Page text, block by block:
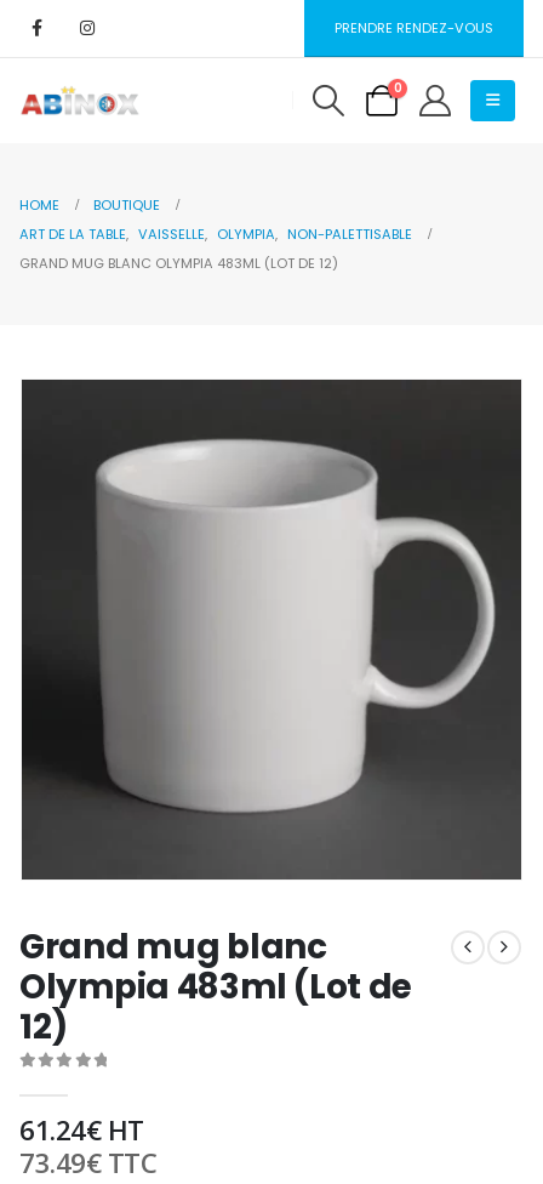
PRENDRE RENDEZ-VOUS
0
HOME
BOUTIQUE
ART DE LA TABLE, VAISSELLE, OLYMPIA, NON-PALETTISABLE
GRAND MUG BLANC OLYMPIA 483ML (LOT DE 12)
Grand mug blanc
Olympia 483ml (Lot de
12)
61.24€HT
73.49€TTC